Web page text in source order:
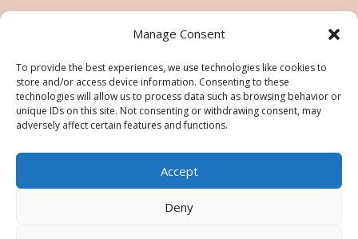
Manage Consent
To provide the best experiences, we use technologies like cookies to
store and/or access device information. Consenting to these
technologies will allow us to process data such as browsing behavior or
unique IDs on this site. Not consenting or withdrawing consent, may
adversely affect certain features and functions.
Accept
Deny
©Nésiris. Katia Picollier est Démonstratrice
indépendante pour Stampin' Up!®. Katia est
responsable du contenu de ce site, pour toute